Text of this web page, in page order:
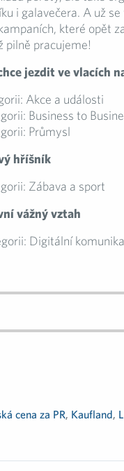
i galavečera. A už
které opět
pilně pracujeme!
jezdit ve vlacích
Akce a události
Business to
Průmysl
hříšník
Zábava a sport
vážný vztah
Digitální
cena za PR Kaufland